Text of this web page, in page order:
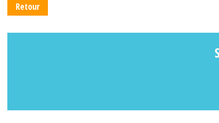
Retour